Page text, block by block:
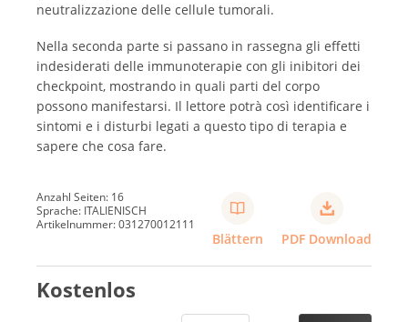
neutralizzazione delle cellule tumorali.
Nella seconda parte si passano in rassegna gli effetti
indesiderati delle immunoterapie con gli inibitori dei
checkpoint, mostrando in quali parti del corpo
possono manifestarsi. Il lettore potrà così identificare i
sintomi e i disturbi legati a questo tipo di terapia e
sapere che cosa fare.
Anzahl Seiten: 16
Sprache: ITALIENISCH
Artikelnummer: 031270012111
Blättern PDF Download
Kostenlos